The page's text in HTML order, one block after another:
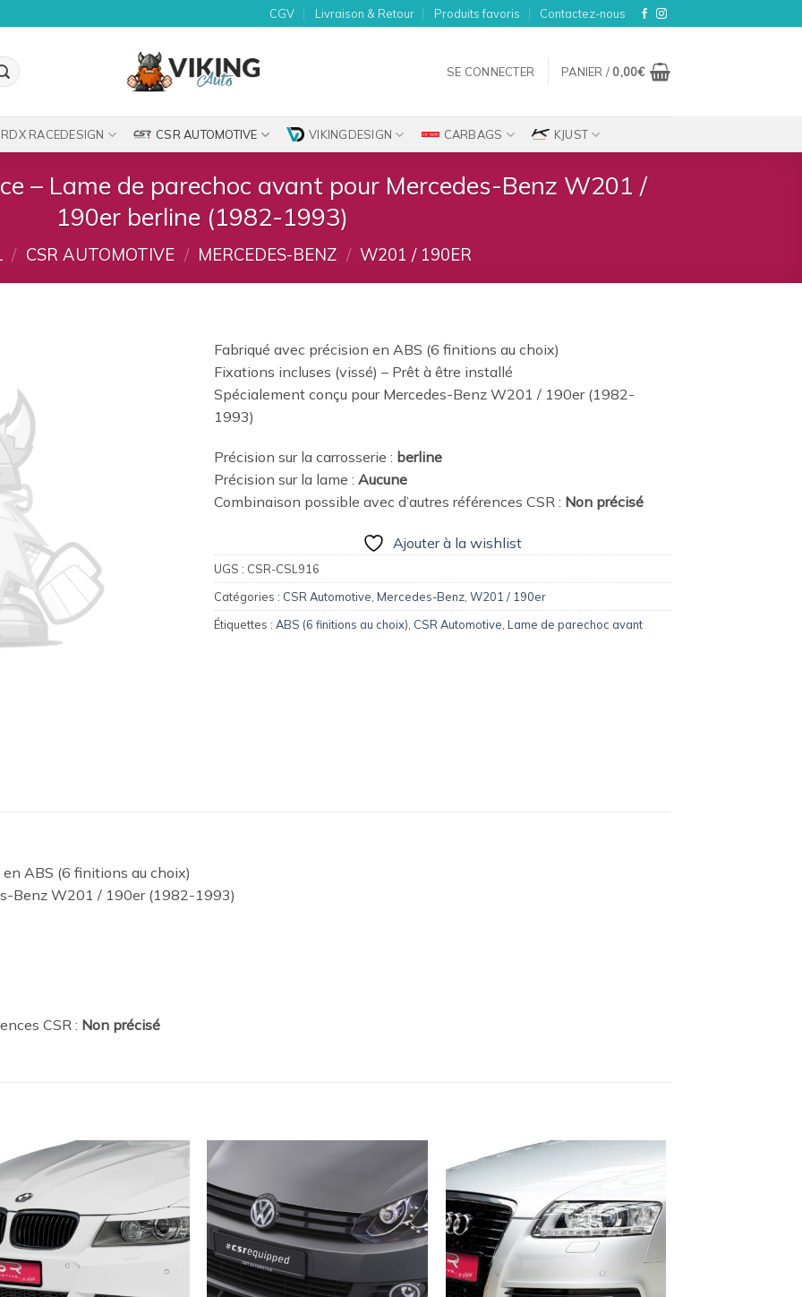
CGV Livraison & Retour Produits favoris Contactez-nous
SE CONNECTER PANIER / 0,00€
RDX RACEDESIGN CSR AUTOMOTIVE VIKINGDESIGN CARBAGS KJUST
– Lame de parechoc avant pour Mercedes-Benz W201 /
190er berline (1982-1993)
/ CSR AUTOMOTIVE / MERCEDES-BENZ / W201 / 190ER
Fabriqué avec précision en ABS (6 finitions au choix)
Fixations incluses (vissé) – Prêt à être installé
Spécialement conçu pour Mercedes-Benz W201 / 190er (1982-
1993)
Précision sur la carrosserie : berline
Précision sur la lame : Aucune
Combinaison possible avec d’autres références CSR : Non précisé
Ajouter à la wishlist
UGS : CSR-CSL916
Catégories : CSR Automotive Mercedes-Benz W201 / 190er
Étiquettes : ABS (6 finitions au choix) CSR Automotive Lame de parechoc avant
ABS (6 finitions au choix)
Benz W201 / 190er (1982-1993)
CSR : Non précisé
wishlist
Ajouter
à la
wishlist
à la
wishlist